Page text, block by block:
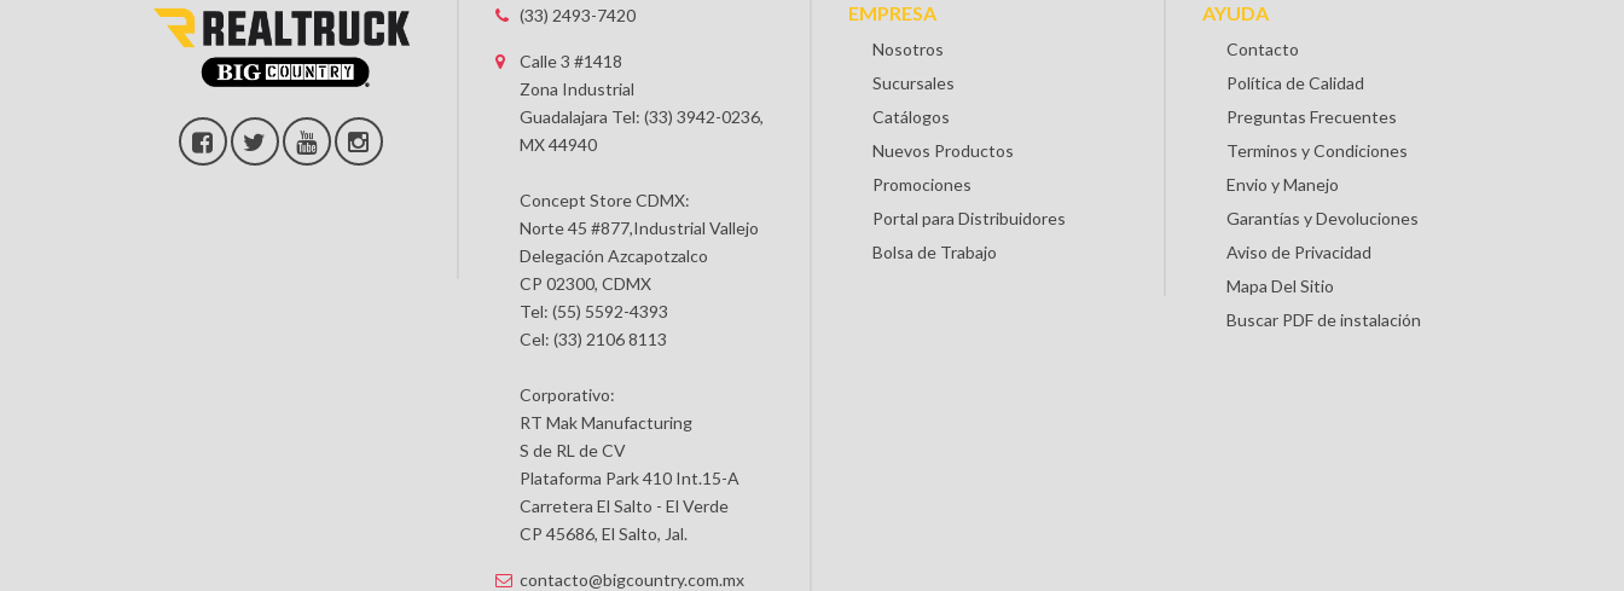
(33) 2493-7420
Calle 3 #1418
Zona Industrial
Guadalajara Tel: (33) 3942-0236,
MX 44940
Concept Store CDMX:
Norte 45 #877,Industrial Vallejo
Delegación Azcapotzalco
CP 02300, CDMX
Tel: (55) 5592-4393
Cel: (33) 2106 8113
Corporativo:
RT Mak Manufacturing
S de RL de CV
Plataforma Park 410 Int.15-A
Carretera El Salto - El Verde
CP 45686, El Salto, Jal.
contacto@bigcountry.com.mx
EMPRESA
Nosotros
Sucursales
Catálogos
Nuevos Productos
Promociones
Portal para Distribuidores
Bolsa de Trabajo
AYUDA
Contacto
Política de Calidad
Preguntas Frecuentes
Terminos y Condiciones
Envio y Manejo
Garantías y Devoluciones
Aviso de Privacidad
Mapa Del Sitio
Buscar PDF de instalación